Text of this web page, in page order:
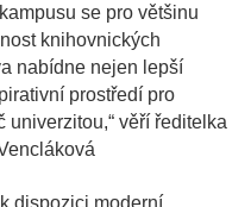
se pro většinu
knihovnických
nabídne nejen lepší
prostředí pro
věří ředitelka
dispozici moderní